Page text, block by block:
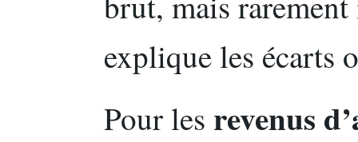
explique les écarts
Pour les revenus